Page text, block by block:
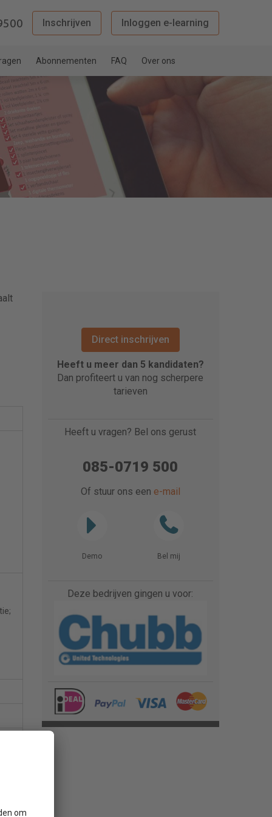
Inschrijven Inloggen e-learning
Abonnementen FAQ Over ons
Direct inschrijven
Heeft u meer dan 5 kandidaten?
Dan profiteert u van nog scherpere
tarieven
Heeft u vragen? Bel ons gerust
085-0719 500
Of stuur ons een e-mail
Demo Bel mij
Deze bedrijven gingen u voor: